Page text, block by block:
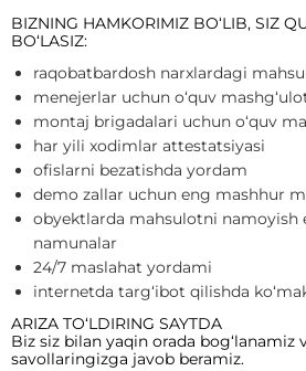
BIZNING HAMKORIMIZ BO‘LIB, SIZ
BO‘LASIZ:
raqobatbardosh narxlardagi
menejerlar uchun o‘quv
montaj brigadalari uchun o‘quv
har yili xodimlar attestatsiyasi
ofislarni bezatishda yordam
demo zallar uchun eng mashhur
obyektlarda mahsulotni namoyish
namunalar
24/7 maslahat yordami
internetda targ‘ibot qilishda
ARIZA TO‘LDIRING SAYTDA
Biz siz bilan yaqin orada bog‘lanamiz
savollaringizga javob beramiz.